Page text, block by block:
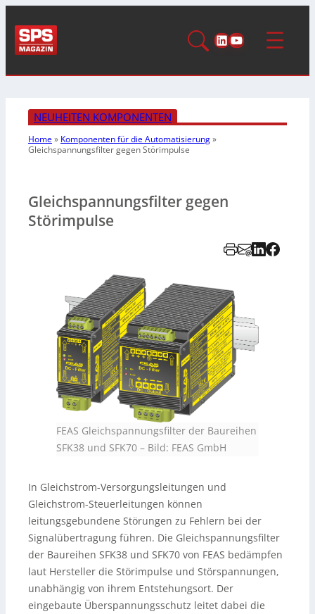
LinkedIn
YouTube
NEUHEITEN KOMPONENTEN
Home» Komponenten für die Automatisierung»
Gleichspannungsfilter gegen Störimpulse
Gleichspannungsfilter gegen
Störimpulse
FEAS Gleichspannungsfilter der Baureihen
SFK38 und SFK70 – Bild: FEAS GmbH
In Gleichstrom-Versorgungsleitungen und
Gleichstrom-Steuerleitungen können
leitungsgebundene Störungen zu Fehlern bei der
Signalübertragung führen. Die Gleichspannungsfilter
der Baureihen SFK38 und SFK70 von FEAS bedämpfen
laut Hersteller die Störimpulse und Störspannungen,
unabhängig von ihrem Entstehungsort. Der
eingebaute Überspannungsschutz leitet dabei die